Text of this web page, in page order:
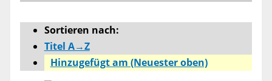
Sortieren nach:
Titel A→Z
Hinzugefügt am (Neuester oben)